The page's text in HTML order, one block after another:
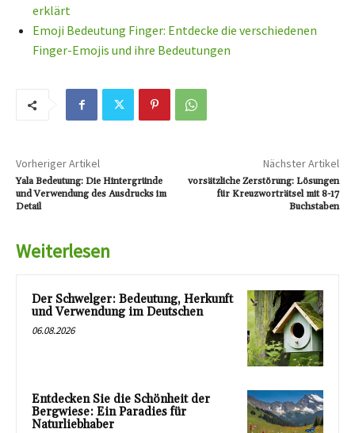
erklärt
Emoji Bedeutung Finger: Entdecke die verschiedenen
Finger-Emojis und ihre Bedeutungen
Vorheriger Artikel
Yala Bedeutung: Die Hintergründe
und Verwendung des Ausdrucks im
Detail
Nächster Artikel
vorsätzliche Zerstörung: Lösungen
für Kreuzworträtsel mit 8-17
Buchstaben
Weiterlesen
Der Schwelger: Bedeutung, Herkunft
und Verwendung im Deutschen
06.08.2026
Entdecken Sie die Schönheit der
Bergwiese: Ein Paradies für
Naturliebhaber